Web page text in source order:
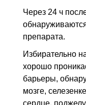
Через 24 ч
препарата.
Избирательно
хорошо
барьеры,
мозге,
сердце,